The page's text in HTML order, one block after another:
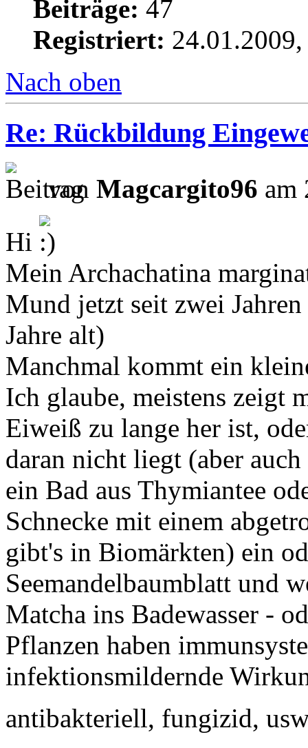
Beiträge: 47
Registriert:
Nach oben
Re: Rückbildung
von Magcargito96 am
Hi
Mein Archachatina
Mund jetzt seit zwei
Jahre alt)
Manchmal kommt ein
Ich glaube, meistens zeigt
Eiweiß zu lange her ist,
daran nicht liegt (aber
ein Bad aus Thymiantee
Schnecke mit einem
gibt's in Biomärkten) ein
Seemandelbaumblatt und
Matcha ins Badewasser -
Pflanzen haben
infektionsmildernde
antibakteriell, fungizid,